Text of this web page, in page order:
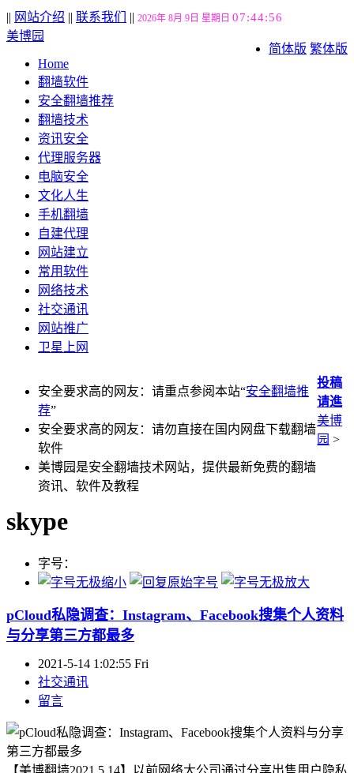
|| 网站介绍 || 联系我们 || 2026年 8月 9日 星期日 07:44:57
简体版 繁体版
美博园
Home
翻墙软件
安全翻墙推荐
翻墙技术
资讯安全
代理服务器
电脑安全
文化人生
手机翻墙
自建代理
网站建立
常用软件
网络技术
社交通讯
网站推广
卫星上网
安全要求高的网友：请重点参阅本站“安全翻墙推
荐”
安全要求高的网友：请勿直接在国内网盘下载翻墙
软件
美博园是安全翻墙技术网站，提供最新免费的翻墙
资讯、软件及教程
投稿
请進
美博
园 >
skype
字号：
pCloud私隐调查：Instagram、Facebook搜集个人资料
与分享第三方都最多
2021-5-14 1:02:55 Fri
社交通讯
留言